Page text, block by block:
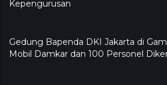
Kepengurusan
Gedung Bapenda DKI Jakarta di
Mobil Damkar dan 100 Personel